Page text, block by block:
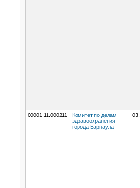
00001.11.000211
Комитет по делам
здравоохранения
города Барнаула